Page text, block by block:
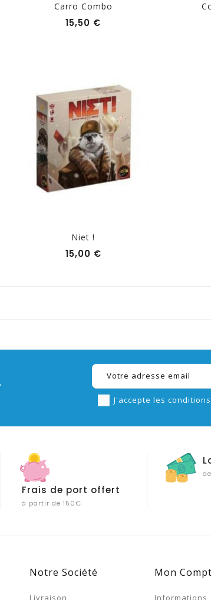
Carro Combo
15,50 €
Niet !
15,00 €Prix
J'accepte les
Frais de port offert
à partir de 150€
Notre Société
Livraison
Mon
Informations